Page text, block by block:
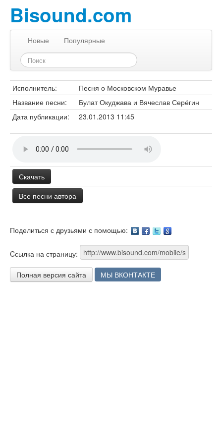
Bisound.com
Новые Популярные
Исполнитель:
Песня о Московском Муравье
Название песни:
Булат Окуджава и Вячеслав Серёгин
Дата публикации:
23.01.2013 11:45
Скачать
Все песни автора
Поделиться с друзьями с помощью:
Cсылка на страницу:
Полная версия сайта МЫ ВКОНТАКТЕ